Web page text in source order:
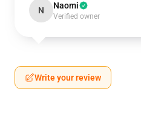
N Naomi
Verified owner
Write your review